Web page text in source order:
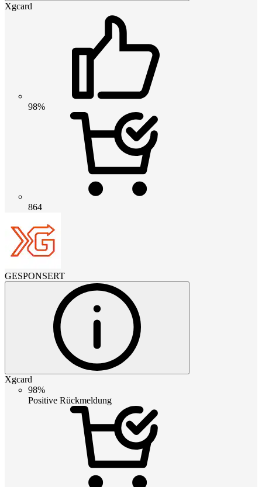
Xgcard
98%
864
GESPONSERT
Xgcard
98%
Positive Rückmeldung